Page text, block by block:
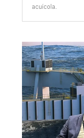
acuícola.